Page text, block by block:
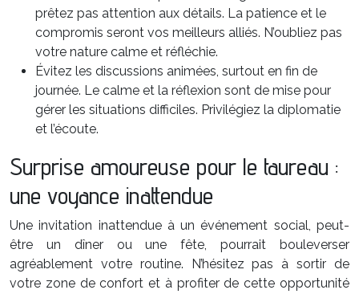
prêtez pas attention aux détails. La patience et le
compromis seront vos meilleurs alliés. N’oubliez pas
votre nature calme et réfléchie.
Évitez les discussions animées, surtout en fin de
journée. Le calme et la réflexion sont de mise pour
gérer les situations difficiles. Privilégiez la diplomatie
et l’écoute.
Surprise amoureuse pour le taureau :
une voyance inattendue
Une invitation inattendue à un événement social, peut-
être un dîner ou une fête, pourrait bouleverser
agréablement votre routine. N’hésitez pas à sortir de
votre zone de confort et à profiter de cette opportunité